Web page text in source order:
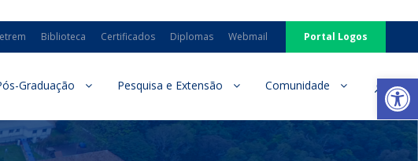
Biblioteca Certificados Diplomas Webmail Portal Logos
Graduação Pesquisa e Extensão Comunidade